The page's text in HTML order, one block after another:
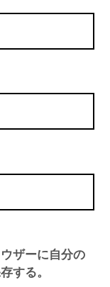
ザーに自分の
する。